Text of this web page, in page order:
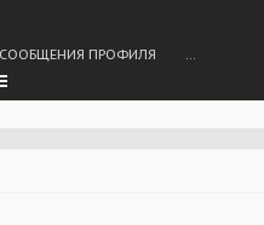
ПРОФИЛЯ ...